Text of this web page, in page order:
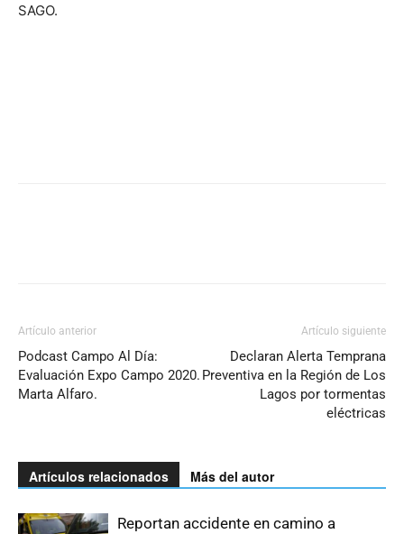
SAGO.
Artículo anterior
Podcast Campo Al Día:
Evaluación Expo Campo 2020.
Marta Alfaro.
Artículo siguiente
Declaran Alerta Temprana
Preventiva en la Región de Los
Lagos por tormentas
eléctricas
Artículos relacionados Más del autor
Reportan accidente en camino a